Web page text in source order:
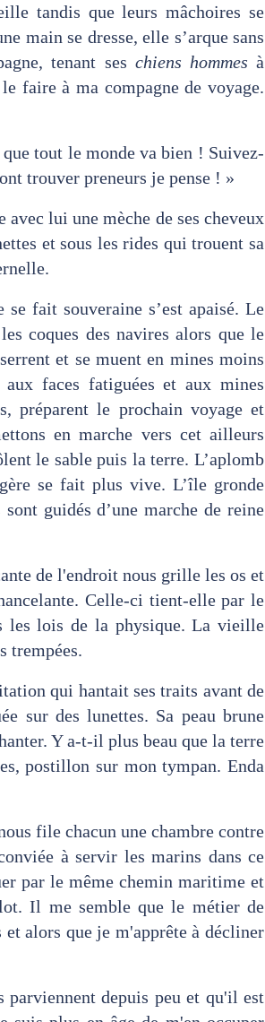
tandis que leurs mâchoires se
main se dresse, elle s’arque sans
tenant ses chiens hommes à
faire à ma compagne de voyage.
tout le monde va bien ! Suivez-
trouver preneurs je pense ! »
avec lui une mèche de ses cheveux
et sous les rides qui trouent sa
se fait souveraine s’est apaisé. Le
coques des navires alors que le
et se muent en mines moins
faces fatiguées et aux mines
préparent le prochain voyage et
en marche vers cet ailleurs
le sable puis la terre. L’aplomb
se fait plus vive. L’île gronde
guidés d’une marche de reine
de l'endroit nous grille les os et
Celle-ci tient-elle par le
les lois de la physique. La vieille
trempées.
qui hantait ses traits avant de
sur des lunettes. Sa peau brune
Y a-t-il plus beau que la terre
postillon sur mon tympan. Enda
file chacun une chambre contre
à servir les marins dans ce
par le même chemin maritime et
Il me semble que le métier de
et alors que je m'apprête à décliner
depuis peu et qu'il est